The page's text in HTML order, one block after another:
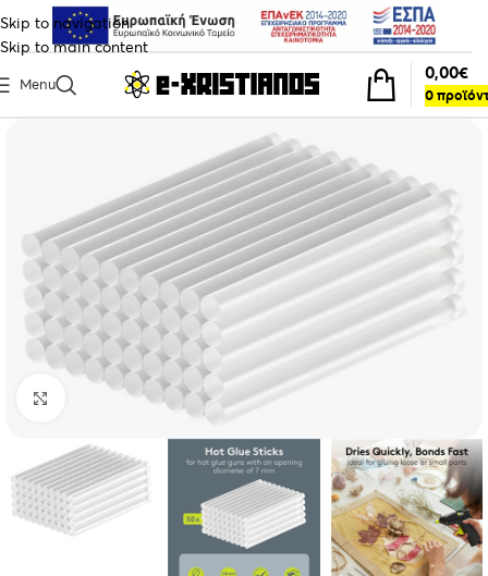
Skip to navigation
Skip to main content
Menu
0
0,00€
Click to enlarge